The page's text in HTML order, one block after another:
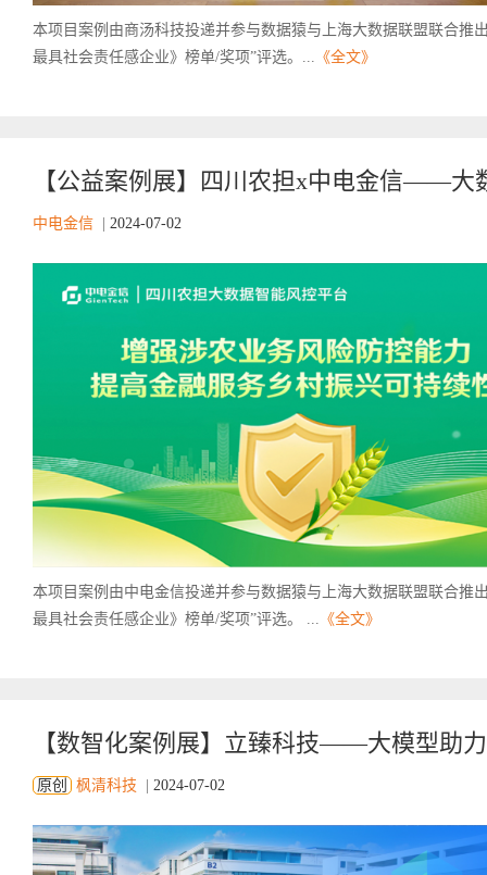
本项目案例由商汤科技投递并参与数据猿与上海大数据联盟联合推
最具社会责任感企业》榜单/奖项”评选。... 《全文》
【公益案例展】四川农担x中电金信——大
中电金信 2024-07-02
本项目案例由中电金信投递并参与数据猿与上海大数据联盟联合推
最具社会责任感企业》榜单/奖项”评选。 ... 《全文》
【数智化案例展】立臻科技——大模型助
原创 枫清科技 2024-07-02